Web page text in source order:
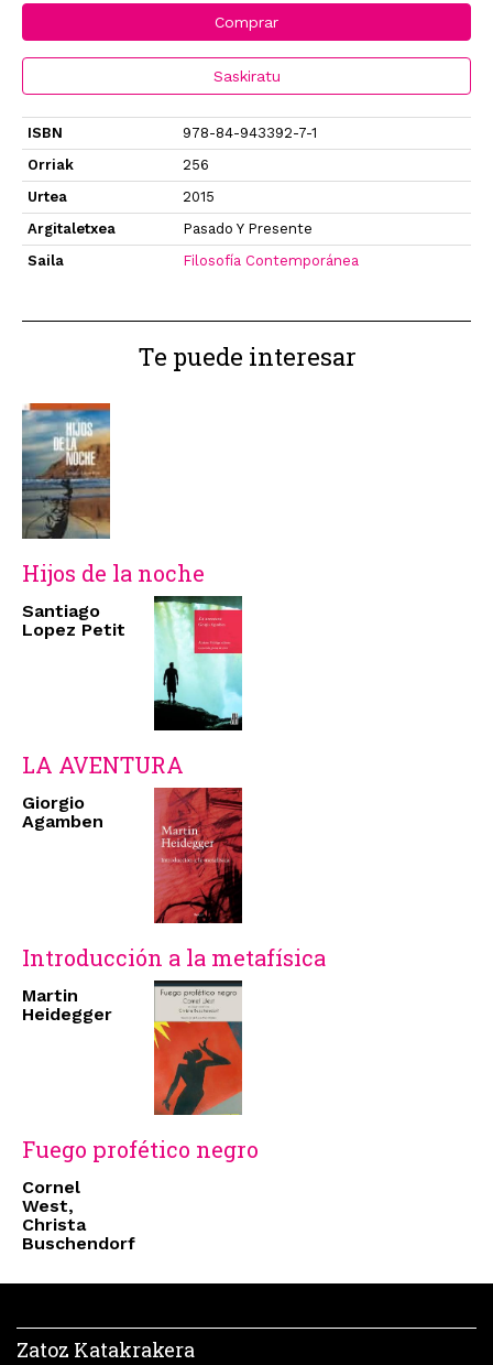
Comprar
Saskiratu
ISBN
978-84-943392-7-1
Orriak
256
Urtea
2015
Argitaletxea
Pasado Y Presente
Saila
Filosofía Contemporánea
Te puede interesar
Hijos de la noche
Santiago
Lopez Petit
LA AVENTURA
Giorgio
Agamben
Introducción a la metafísica
Martin
Heidegger
Fuego profético negro
Cornel
West,
Christa
Buschendorf
Zatoz Katakrakera